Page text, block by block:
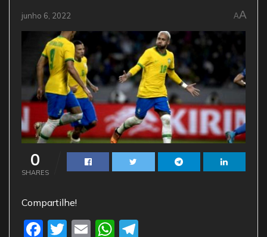
junho 6, 2022 AA
0
SHARES
Compartilhe!
F
T
E
W